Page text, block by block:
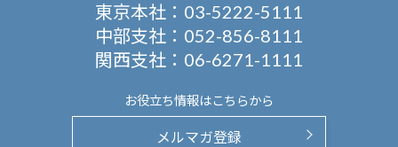
東京本社： 03-5222-5111
中部支社： 052-856-8111
関西支社： 06-6271-1111
お役立ち情報はこちらから
メルマガ登録